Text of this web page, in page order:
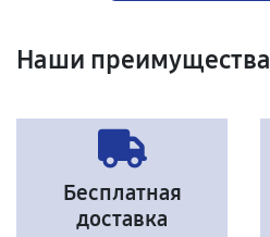
Наши преимущества
Бесплатная
доставка